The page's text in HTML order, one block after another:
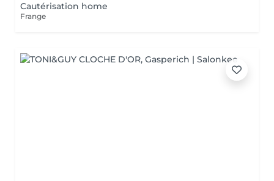
Cautérisation home
Frange